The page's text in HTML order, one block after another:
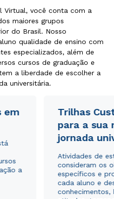
Virtual, você conta com a
maiores grupos
do Brasil. Nosso
qualidade de ensino com
especializados, além de
cursos de graduação e
a liberdade de escolher a
universitária.
em
a
Trilhas
para a sua
jornada
Atividades de
consideram os
específicos e
cada aluno e
conhecimentos,